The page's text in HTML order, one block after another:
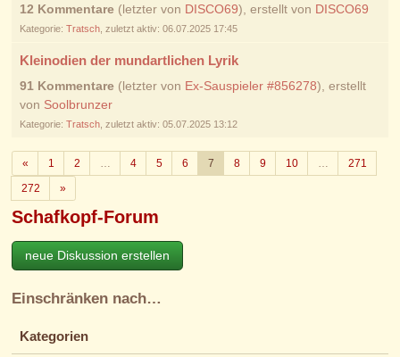
12 Kommentare(letzter von DISCO69), erstellt von DISCO69
Kategorie: Tratsch, zuletzt aktiv: 06.07.2025 17:45
Kleinodien der mundartlichen Lyrik
91 Kommentare(letzter von Ex-Sauspieler #856278), erstellt
von Soolbrunzer
Kategorie: Tratsch, zuletzt aktiv: 05.07.2025 13:12
«Zurück
1 2 … 4 5 6 7 8 9 10 …
271
272
»Weiter
Schafkopf-Forum
neue Diskussion erstellen
Einschränken nach…
Kategorien